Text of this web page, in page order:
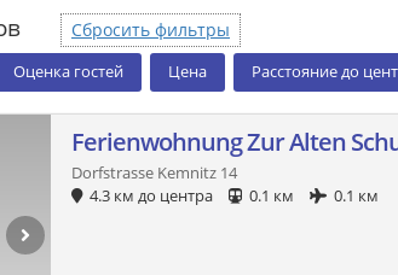
Сбросить фильтры
Оценка гостей Цена Расстояние до
Ferienwohnung Zur Alten
Dorfstrasse Kemnitz 14
4.3 км до центра
0.1 км 0.1 км